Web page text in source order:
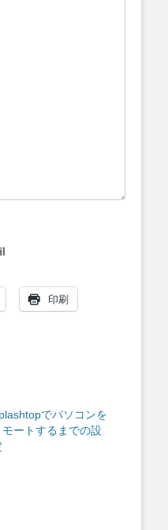
印刷
でパソコンを
モートするまでの設